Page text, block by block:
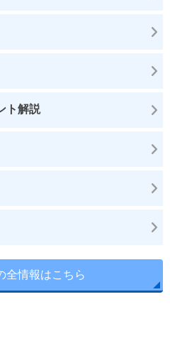
ト解説
全情報はこちら